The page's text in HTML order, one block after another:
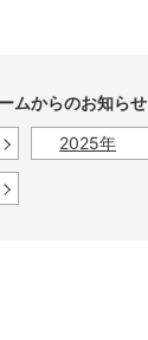
ムからのお知らせ
2025年